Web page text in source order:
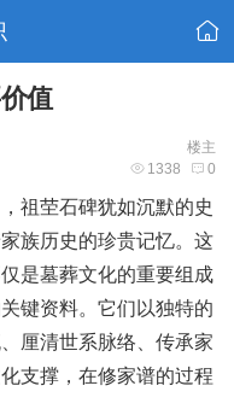
值
楼主
1338 0
茔石碑犹如沉默的史
族历史的珍贵记忆。这
是墓葬文化的重要组成
键资料。它们以独特的
厘清世系脉络、传承家
支撑，在修家谱的过程